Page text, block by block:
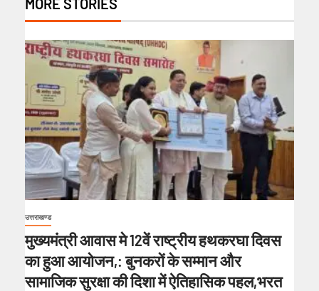
उत्तराखण्ड
मुख्यमंत्री आवास मे 12वें राष्ट्रीय हथकरघा दिवस
का हुआ आयोजन,: बुनकरों के सम्मान और
सामाजिक सुरक्षा की दिशा में ऐतिहासिक पहल,भरत